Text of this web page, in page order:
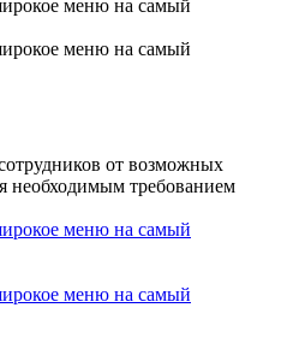
от возможных
необходимым требованием